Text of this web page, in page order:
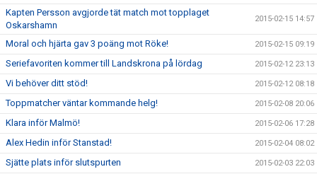
Kapten Persson avgjorde tät match mot topplaget
Oskarshamn
2015-02-15 14:57
Moral och hjärta gav 3 poäng mot Röke! 2015-02-15 09:19
Seriefavoriten kommer till Landskrona på lördag 2015-02-12 23:13
Vi behöver ditt stöd! 2015-02-12 08:18
Toppmatcher väntar kommande helg! 2015-02-08 20:06
Klara inför Malmö! 2015-02-06 17:28
Alex Hedin inför Stanstad! 2015-02-04 08:02
Sjätte plats inför slutspurten 2015-02-03 22:03